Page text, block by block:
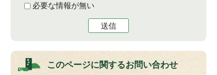
必要な情報が無い
送信
このページに関するお問い合わせ